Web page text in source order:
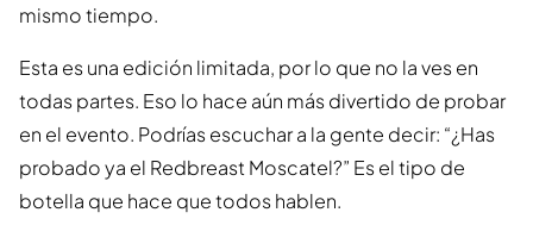
mismo tiempo.
Esta es una edición limitada, por lo que no la ves en
todas partes. Eso lo hace aún más divertido de probar
en el evento. Podrías escuchar a la gente decir: “¿Has
probado ya el Redbreast Moscatel?” Es el tipo de
botella que hace que todos hablen.